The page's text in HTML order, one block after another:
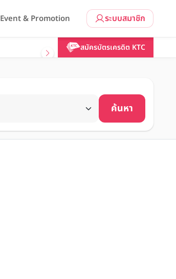
ระบบสมาชิก
Event & Promotion
สมัครบัตรเครดิต KTC
ค้นหา